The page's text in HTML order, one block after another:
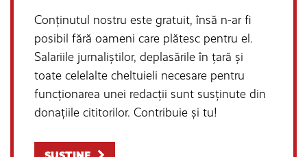
Conținutul nostru este gratuit, însă n-ar fi
posibil fără oameni care plătesc pentru el.
Salariile jurnaliștilor, deplasările în țară și
toate celelalte cheltuieli necesare pentru
funcționarea unei redacții sunt susținute din
donațiile cititorilor. Contribuie și tu!